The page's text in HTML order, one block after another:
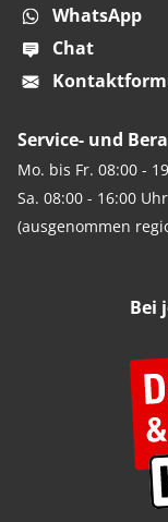
WhatsApp
Chat
Service- und
Mo. bis Fr. 08:00 -
Sa. 08:00 - 16:00 Uhr
(ausgenommen
Bei